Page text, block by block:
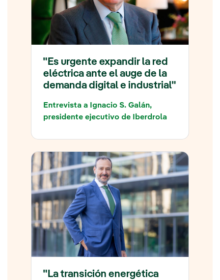
"Es urgente expandir la red
eléctrica ante el auge de la
demanda digital e industrial"
Entrevista a Ignacio S. Galán,
presidente ejecutivo de Iberdrola
"La transición energética